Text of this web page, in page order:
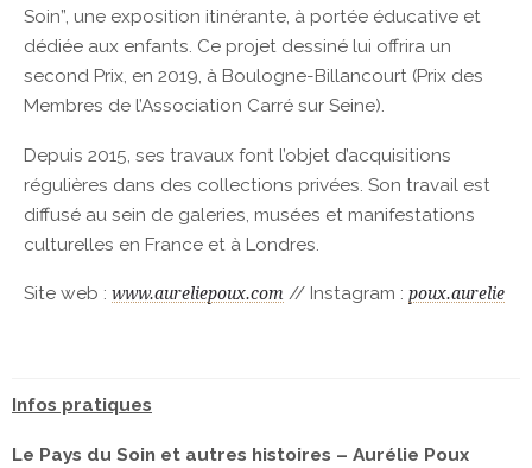
Soin”, une exposition itinérante, à portée éducative et
dédiée aux enfants. Ce projet dessiné lui offrira un
second Prix, en 2019, à Boulogne-Billancourt (Prix des
Membres de l’Association Carré sur Seine).
Depuis 2015, ses travaux font l’objet d’acquisitions
régulières dans des collections privées. Son travail est
diffusé au sein de galeries, musées et manifestations
culturelles en France et à Londres.
Site web : www.aureliepoux.com // Instagram : poux.aurelie
Infos pratiques
Le Pays du Soin et autres histoires – Aurélie Poux